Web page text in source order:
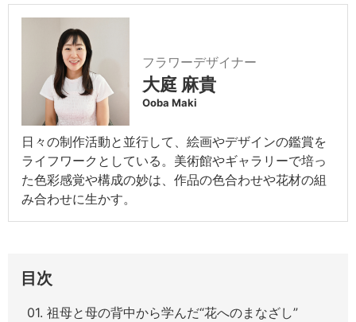
フラワーデザイナー
大庭 麻貴
Ooba Maki
日々の制作活動と並行して、絵画やデザインの鑑賞を
ライフワークとしている。美術館やギャラリーで培っ
た色彩感覚や構成の妙は、作品の色合わせや花材の組
み合わせに生かす。
目次
01. 祖母と母の背中から学んだ“花へのまなざし”